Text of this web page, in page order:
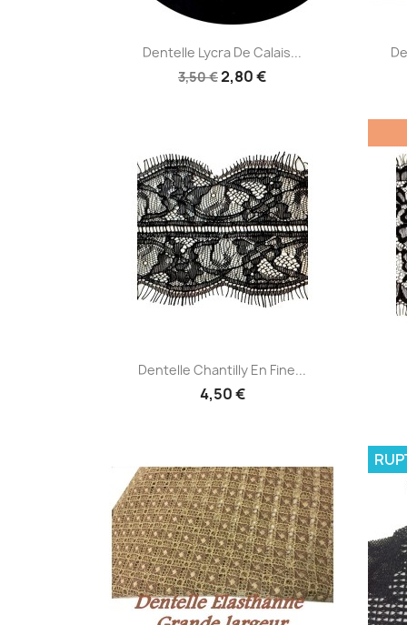
Aperçu rapide
Dentelle Lycra De Calais...
3,50 €2,80 €
Aperçu rapide
Dentelle Chantilly En Fine...
4,50 €